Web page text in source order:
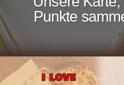
Punkte